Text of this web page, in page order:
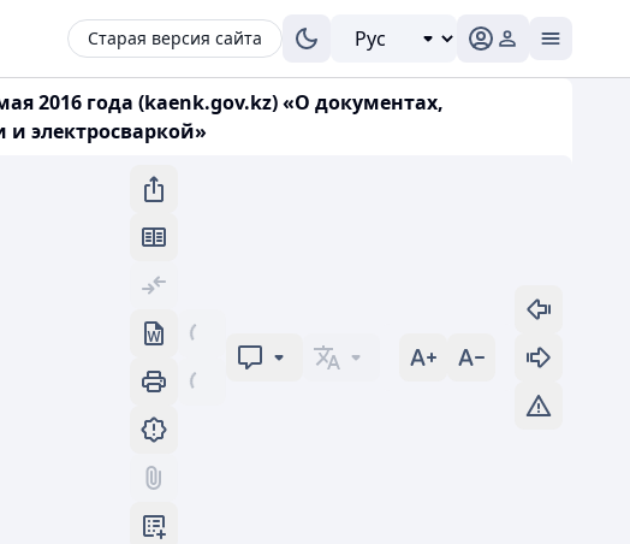
Старая версия сайта
2016 года (kaenk.gov.kz) «О документах,
электросваркой»